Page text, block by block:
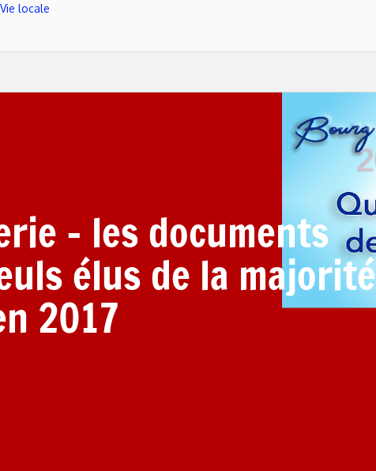
Vie locale
– les documents
élus de la majorité
2017